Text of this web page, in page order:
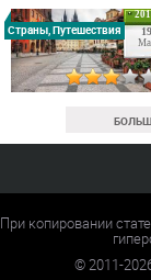
19
Страны, Путешествия
При копировании
©2011-